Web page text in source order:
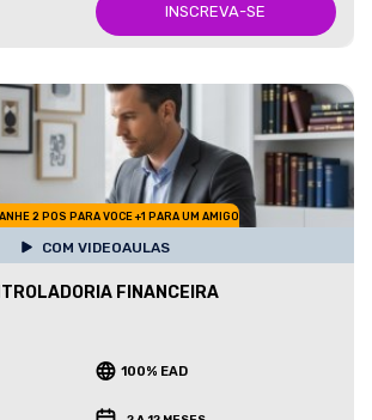
INSCREVA-SE
2 POS PARA VOCE +1 PARA UM AMIGO
COM VIDEOAULAS
FINANCEIRA
100% EAD